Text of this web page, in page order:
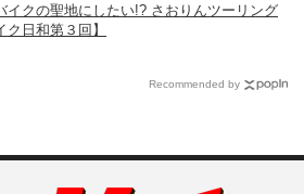
イクの聖地にしたい!? さおりんツーリング
日和第３回】
Recommended by